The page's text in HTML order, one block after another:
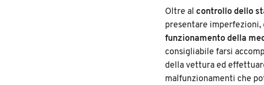
Oltre al controllo dello
presentare imperfezioni,
funzionamento della
consigliabile farsi
della vettura ed
malfunzionamenti che